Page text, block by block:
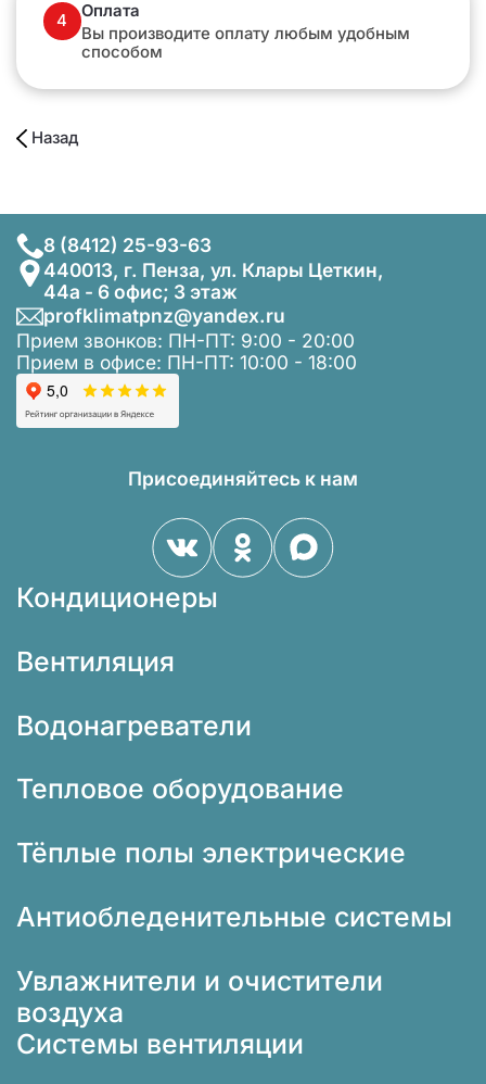
4
Оплата
Вы производите оплату любым удобным
способом
Назад
8 (8412) 25-93-63
440013, г. Пенза, ул. Клары Цеткин,
44а - 6 офис; 3 этаж
profklimatpnz@yandex.ru
Прием звонков: ПН-ПТ: 9:00 - 20:00
Прием в офисе: ПН-ПТ: 10:00 - 18:00
Присоединяйтесь к нам
Кондиционеры
Вентиляция
Водонагреватели
Тепловое оборудование
Тёплые полы электрические
Антиобледенительные системы
Увлажнители и очистители
воздуха
Системы вентиляции